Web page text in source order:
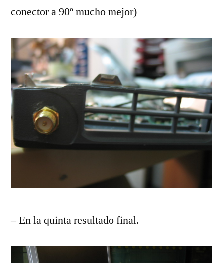
conector a 90º mucho mejor)
– En la quinta resultado final.